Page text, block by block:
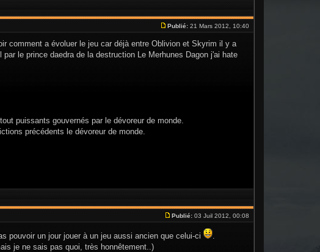
Publié: 21 Mars 2012, 10:40
comment a évoluer le jeu car déjà entre Oblivion et Skyrim il y a
le prince daedra de la destruction Le Merhunes Dagon j'ai hate
puissants gouvernés par le dévoreur de monde.
précédents le dévoreur de monde.
Publié: 03 Juil 2012, 00:08
pouvoir un jour jouer à un jeu aussi ancien que celui-ci
.
je ne sais pas quoi, très honnêtement..)